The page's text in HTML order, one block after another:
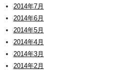
2014年7月
2014年6月
2014年5月
2014年4月
2014年3月
2014年2月